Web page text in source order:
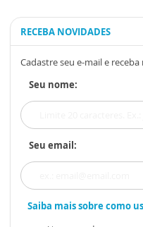
RECEBA NOVIDADES
Cadastre seu e-mail e
Seu nome:
Seu email:
Saiba mais sobre como